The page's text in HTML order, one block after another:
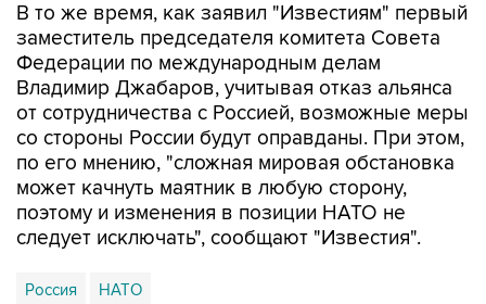
В то же время, как заявил "Известиям" первый
заместитель председателя комитета Совета
Федерации по международным делам
Владимир Джабаров, учитывая отказ альянса
от сотрудничества с Россией, возможные меры
со стороны России будут оправданы. При этом,
по его мнению, "сложная мировая обстановка
может качнуть маятник в любую сторону,
поэтому и изменения в позиции НАТО не
следует исключать", сообщают "Известия".
Россия НАТО